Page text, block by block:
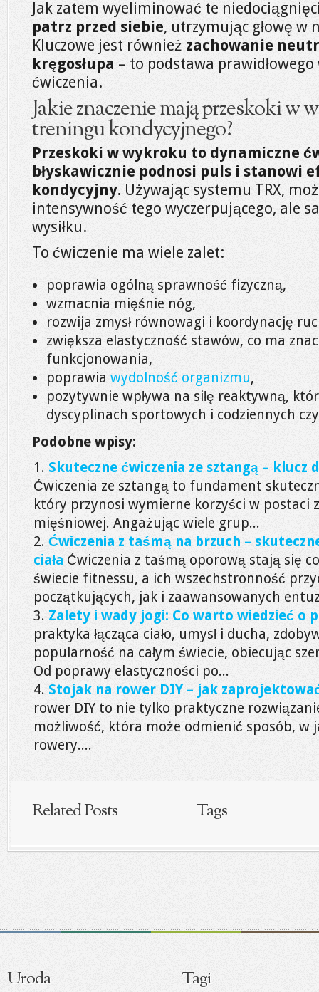
Jak zatem wyeliminować te
patrz przed siebie, utrzymując głowę w
Kluczowe jest również zachowanie
kręgosłupa – to podstawa
ćwiczenia.
Jakie znaczenie mają przeskoki w
treningu kondycyjnego?
Przeskoki w wykroku to dynamiczne
błyskawicznie podnosi puls i stanowi
kondycyjny. Używając systemu TRX,
intensywność tego wyczerpującego, ale
wysiłku.
To ćwiczenie ma wiele zalet:
poprawia ogólną sprawność fizyczną,
wzmacnia mięśnie nóg,
rozwija zmysł równowagi i koordynację
zwiększa elastyczność stawów, co ma
funkcjonowania,
poprawia wydolność organizmu,
pozytywnie wpływa na siłę reaktywną,
dyscyplinach sportowych i codziennych
Podobne wpisy:
Skuteczne ćwiczenia ze sztangą – klucz
Ćwiczenia ze sztangą to fundament
który przynosi wymierne korzyści w postaci
mięśniowej. Angażując wiele grup...
Ćwiczenia z taśmą na brzuch –
ciała Ćwiczenia z taśmą oporową stają się
świecie fitnessu, a ich wszechstronność
początkujących, jak i zaawansowanych
Zalety i wady jogi: Co warto wiedzieć o
praktyka łącząca ciało, umysł i ducha,
popularność na całym świecie, obiecując
Od poprawy elastyczności po...
Stojak na rower DIY – jak
rower DIY to nie tylko praktyczne
możliwość, która może odmienić sposób, w
rowery....
Related Posts Tags
Uroda
Tagi